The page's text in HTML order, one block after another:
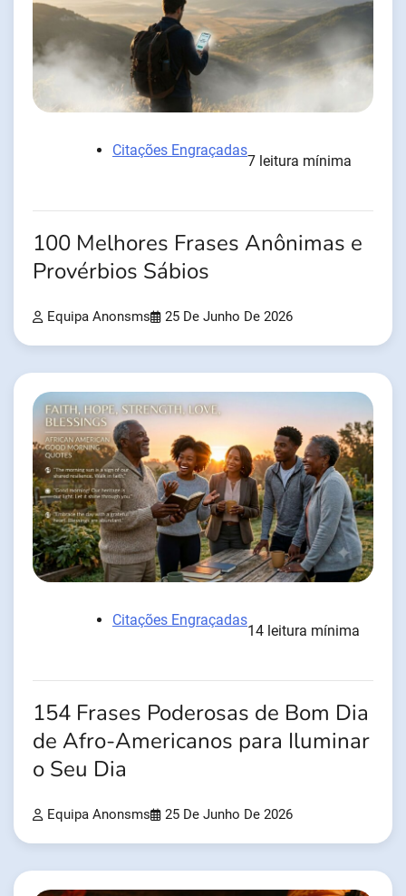
Citações Engraçadas
7 leitura mínima
100 Melhores Frases Anônimas e
Provérbios Sábios
Equipa Anonsms 25 De Junho De 2026
Citações Engraçadas
14 leitura mínima
154 Frases Poderosas de Bom Dia
de Afro-Americanos para Iluminar
o Seu Dia
Equipa Anonsms 25 De Junho De 2026